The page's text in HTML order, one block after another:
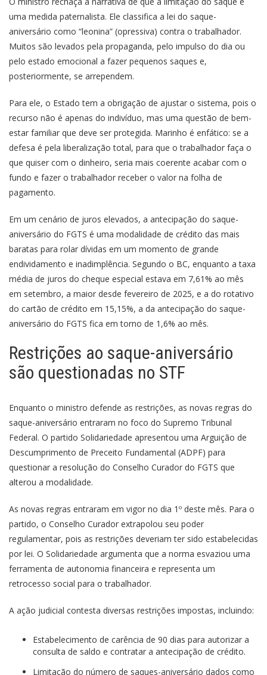
uma medida paternalista. Ele classifica a lei do saque-
aniversário como “leonina” (opressiva) contra o trabalhador.
Muitos são levados pela propaganda, pelo impulso do dia ou
pelo estado emocional a fazer pequenos saques e,
posteriormente, se arrependem.
Para ele, o Estado tem a obrigação de ajustar o sistema, pois o
recurso não é apenas do indivíduo, mas uma questão de bem-
estar familiar que deve ser protegida. Marinho é enfático: se a
defesa é pela liberalização total, para que o trabalhador faça o
que quiser com o dinheiro, seria mais coerente acabar com o
fundo e fazer o trabalhador receber o valor na folha de
pagamento.
Em um cenário de juros elevados, a antecipação do saque-
aniversário do FGTS é uma modalidade de crédito das mais
baratas para rolar dívidas em um momento de grande
endividamento e inadimplência. Segundo o BC, enquanto a taxa
média de juros do cheque especial estava em 7,61% ao mês
em setembro, a maior desde fevereiro de 2025, e a do rotativo
do cartão de crédito em 15,15%, a da antecipação do saque-
aniversário do FGTS fica em torno de 1,6% ao mês.
Restrições ao saque-aniversário
são questionadas no STF
Enquanto o ministro defende as restrições, as novas regras do
saque-aniversário entraram no foco do Supremo Tribunal
Federal. O partido Solidariedade apresentou uma Arguição de
Descumprimento de Preceito Fundamental (ADPF) para
questionar a resolução do Conselho Curador do FGTS que
alterou a modalidade.
As novas regras entraram em vigor no dia 1º deste mês. Para o
partido, o Conselho Curador extrapolou seu poder
regulamentar, pois as restrições deveriam ter sido estabelecidas
por lei. O Solidariedade argumenta que a norma esvaziou uma
ferramenta de autonomia financeira e representa um
retrocesso social para o trabalhador.
A ação judicial contesta diversas restrições impostas, incluindo:
Estabelecimento de carência de 90 dias para autorizar a
consulta de saldo e contratar a antecipação de crédito.
Limitação do número de saques-aniversário dados como